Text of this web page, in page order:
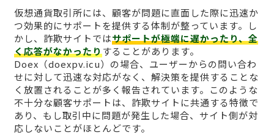
仮想通貨取引所には、顧客が問題に直面した際に迅速か
つ効果的にサポートを提供する体制が整っています。し
かし、詐欺サイトではサポートが極端に遅かったり、全
く応答がなかったりすることがあります。
Doex（doexpv.icu）の場合、ユーザーからの問い合わ
せに対して迅速な対応がなく、解決策を提供することな
く放置されることが多く報告されています。このような
不十分な顧客サポートは、詐欺サイトに共通する特徴で
あり、もし取引中に問題が発生した場合、サイト側が対
応しないことがほとんどです。